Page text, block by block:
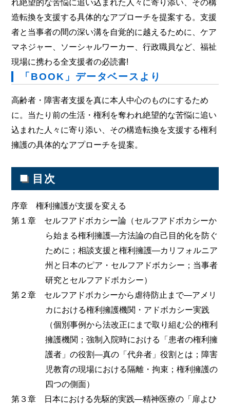
れ絶望的な苦悩に追い込まれた人々に寄り添い、その構
造転換を支援する具体的なアプローチを提案する。支援
者と当事者の間の深い溝を自覚的に越えるために、ケア
マネジャー、ソーシャルワーカー、行政職員など、福祉
現場に携わる全支援者の必読書!
「BOOK」データベースより
高齢者・障害者支援を真に本人中心のものにするため
に。当たり前の生活・権利を奪われ絶望的な苦悩に追い
込まれた人々に寄り添い、その構造転換を支援する権利
擁護の具体的なアプローチを提案。
■ 目次
序章 権利擁護が支援を変える
第１章 セルフアドボカシー論（セルフアドボカシーか
ら始まる権利擁護―方法論の自己目的化を防ぐ
ために；相談支援と権利擁護―カリフォルニア
州と日本のピア・セルフアドボカシー；当事者
研究とセルフアドボカシー）
第２章 セルフアドボカシーから虐待防止まで―アメリ
カにおける権利擁護機関・アドボカシー実践
（個別事例から法改正にまで取り組む公的権利
擁護機関；強制入院時における「患者の権利擁
護者」の役割―真の「代弁者」役割とは；障害
児教育の現場における隔離・拘束；権利擁護の
四つの側面）
第３章 日本における先駆的実践―精神医療の「扉よひ